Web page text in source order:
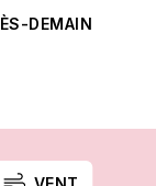
DEMAIN